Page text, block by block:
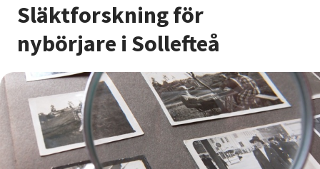
Sök kurser och evenemang
Om SV
Starta studiecirkel
Cirkelledare
Släktforskning för
nybörjare i Sollefteå